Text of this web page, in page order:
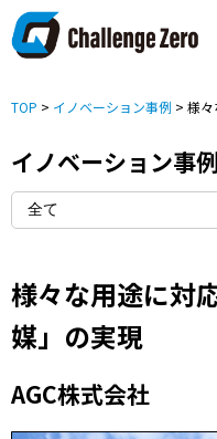
TOP > イノベーション事例 > 様
イノベーション事例
様々な用途に対
媒」の実現
AGC株式会社